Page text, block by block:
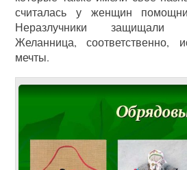
считалась у женщин
Неразлучники защищали
Желанница, соответственно,
мечты.